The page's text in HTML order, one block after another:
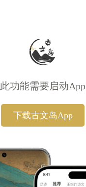
此功能需要启动App
下载古文岛App